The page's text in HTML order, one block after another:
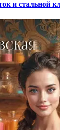
и стальной